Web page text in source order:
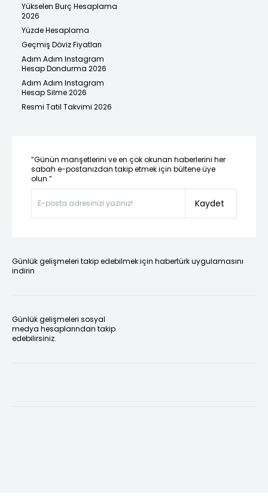
Yükselen Burç Hesaplama
2026
Yüzde Hesaplama
Geçmiş Döviz Fiyatları
Adım Adım Instagram
Hesap Dondurma 2026
Adım Adım Instagram
Hesap Silme 2026
Resmi Tatil Takvimi 2026
“Günün manşetlerini ve en çok okunan haberlerini her
sabah e-postanızdan takip etmek için bültene üye
olun.”
Kaydet
Günlük gelişmeleri takip edebilmek için habertürk uygulamasını
indirin
Günlük gelişmeleri sosyal
medya hesaplarından takip
edebilirsiniz.